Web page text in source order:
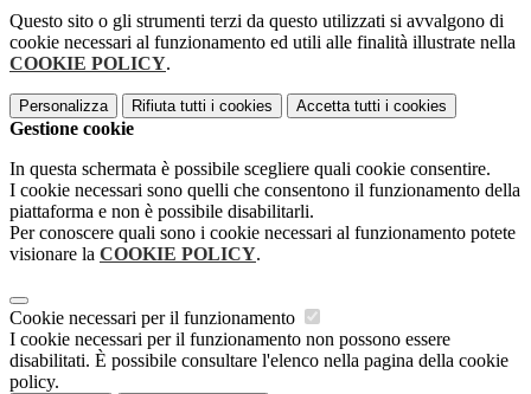
Questo sito o gli strumenti terzi da questo utilizzati si avvalgono di
cookie necessari al funzionamento ed utili alle finalità illustrate nella
COOKIE POLICY.
Personalizza Rifiuta tutti i cookies Accetta tutti i cookies
Gestione cookie
In questa schermata è possibile scegliere quali cookie consentire.
I cookie necessari sono quelli che consentono il funzionamento della
piattaforma e non è possibile disabilitarli.
Per conoscere quali sono i cookie necessari al funzionamento potete
visionare la COOKIE POLICY.
Cookie necessari per il funzionamento
I cookie necessari per il funzionamento non possono essere
disabilitati. È possibile consultare l'elenco nella pagina della cookie
policy.